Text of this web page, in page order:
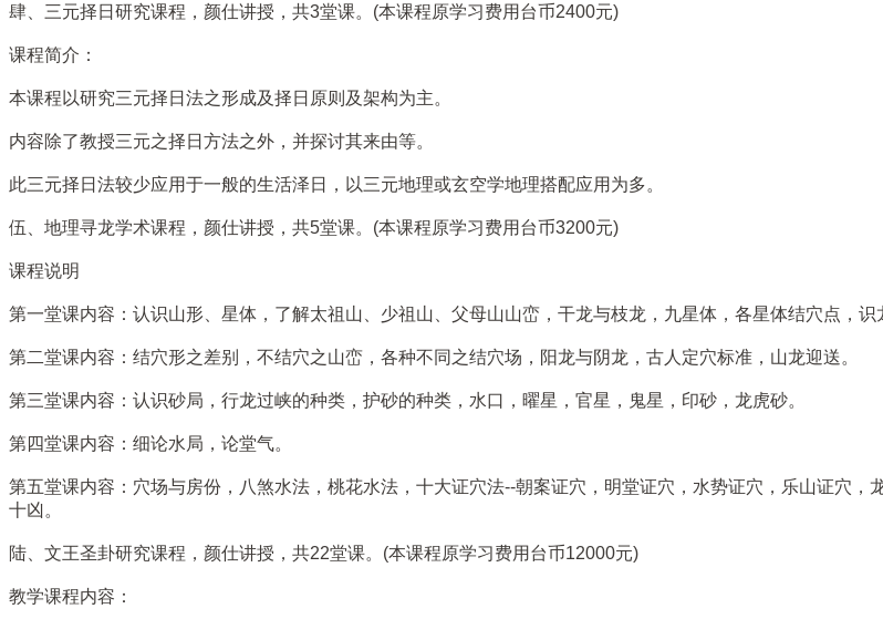
肆、三元择日研究课程，颜仕讲授，共3堂课。(本课程原学习费用台币2400元)
课程简介：
本课程以研究三元择日法之形成及择日原则及架构为主。
内容除了教授三元之择日方法之外，并探讨其来由等。
此三元择日法较少应用于一般的生活泽日，以三元地理或玄空学地理搭配应用为多。
伍、地理寻龙学术课程，颜仕讲授，共5堂课。(本课程原学习费用台币3200元)
课程说明
第一堂课内容：认识山形、星体，了解太祖山、少祖山、父母山山峦，干龙与枝龙，九星体，各星体结穴点，识
第二堂课内容：结穴形之差别，不结穴之山峦，各种不同之结穴场，阳龙与阴龙，古人定穴标准，山龙迎送。
第三堂课内容：认识砂局，行龙过峡的种类，护砂的种类，水口，曜星，官星，鬼星，印砂，龙虎砂。
第四堂课内容：细论水局，论堂气。
第五堂课内容：穴场与房份，八煞水法，桃花水法，十大证穴法--朝案证穴，明堂证穴，水势证穴，乐山证穴
十凶。
陆、文王圣卦研究课程，颜仕讲授，共22堂课。(本课程原学习费用台币12000元)
教学课程内容：